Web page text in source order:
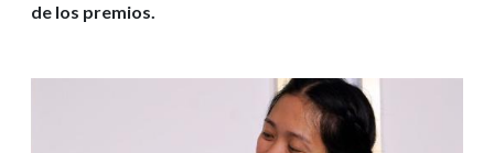
de los premios.